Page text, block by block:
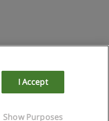
I Accept
Show Purposes